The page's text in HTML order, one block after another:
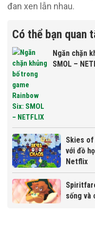
đan xen lẫn nhau.
Có thể bạn quan
Ngăn chặn
SMOL –
Skies
với đồ
Netflix
sống và